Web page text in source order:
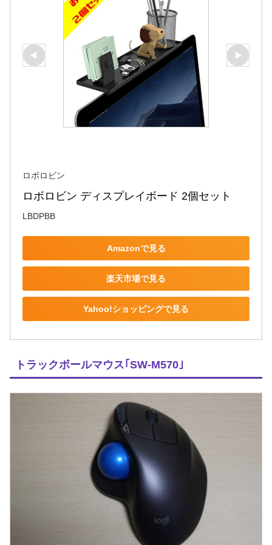
ロボロビン
ロボロビン ディスプレイボード 2個セット
LBDPBB
Amazonで見る
楽天市場で見る
Yahoo!ショッピングで見る
トラックボールマウス｢SW-M570｣